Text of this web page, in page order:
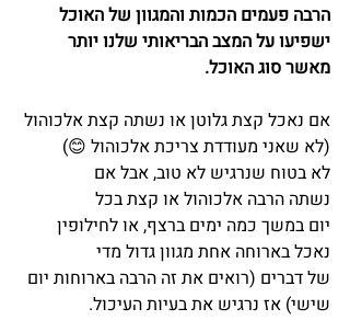
הרבה פעמים הכמות והמגוון של האוכל
ישפיעו על המצב הבריאותי שלנו יותר
מאשר סוג האוכל.
אם נאכל קצת גלוטן או נשתה קצת אלכוהול
(לא שאני מעודדת צריכת אלכוהול 😊)
לא בטוח שנרגיש לא טוב, אבל אם
נשתה הרבה אלכוהול או קצת בכל
יום במשך כמה ימים ברצף, או לחילופין
נאכל בארוחה אחת מגוון גדול מדי
של דברים (רואים את זה הרבה בארוחות יום
שישי) אז נרגיש את בעיות העיכול.